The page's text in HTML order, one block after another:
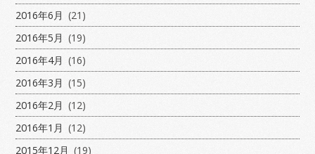
2016年6月 (21)
2016年5月 (19)
2016年4月 (16)
2016年3月 (15)
2016年2月 (12)
2016年1月 (12)
2015年12月 (19)